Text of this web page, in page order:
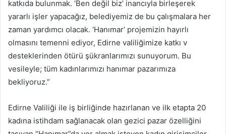
katkıda bulunmak. ‘Ben değil biz’ inancıyla birleşerek
yararlı işler yapacağız, belediyemiz de bu çalışmalara her
zaman yardımcı olacak. ‘Hanımar’ projemizin hayırlı
olmasını temenni ediyor, Edirne valiliğimize katkı v
desteklerinden ötürü şükranlarımızı sunuyorum. Bu
vesileyle; tüm kadınlarımızı hanımar pazarımıza
bekliyoruz.”
Edirne Valiliği ile iş birliğinde hazırlanan ve ilk etapta 20
kadına istihdam sağlanacak olan gezici pazar özelliğini